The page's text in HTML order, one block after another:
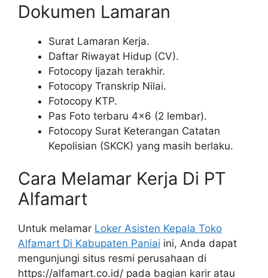
Dokumen Lamaran
Surat Lamaran Kerja.
Daftar Riwayat Hidup (CV).
Fotocopy Ijazah terakhir.
Fotocopy Transkrip Nilai.
Fotocopy KTP.
Pas Foto terbaru 4×6 (2 lembar).
Fotocopy Surat Keterangan Catatan
Kepolisian (SKCK) yang masih berlaku.
Cara Melamar Kerja Di PT
Alfamart
Untuk melamar Loker Asisten Kepala Toko
Alfamart Di Kabupaten Paniai ini, Anda dapat
mengunjungi situs resmi perusahaan di
https://alfamart.co.id/ pada bagian karir atau